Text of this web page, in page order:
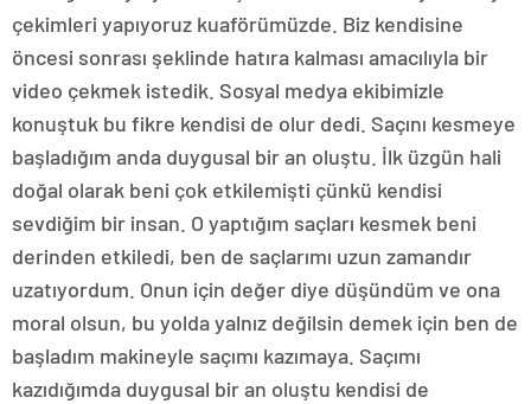
çekimleri yapıyoruz kuaförümüzde. Biz kendisine
öncesi sonrası şeklinde hatıra kalması amacılıyla bir
video çekmek istedik. Sosyal medya ekibimizle
konuştuk bu fikre kendisi de olur dedi. Saçını kesmeye
başladığım anda duygusal bir an oluştu. İlk üzgün hali
doğal olarak beni çok etkilemişti çünkü kendisi
sevdiğim bir insan. O yaptığım saçları kesmek beni
derinden etkiledi, ben de saçlarımı uzun zamandır
uzatıyordum. Onun için değer diye düşündüm ve ona
moral olsun, bu yolda yalnız değilsin demek için ben de
başladım makineyle saçımı kazımaya. Saçımı
kazıdığımda duygusal bir an oluştu kendisi de